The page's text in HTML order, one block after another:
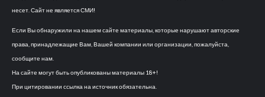
несет. Сайт не является СМИ!
Если Вы обнаружили на нашем сайте материалы, которые нарушают авторские
права, принадлежащие Вам, Вашей компании или организации, пожалуйста,
сообщите нам.
На сайте могут быть опубликованы материалы 18+!
При цитировании ссылка на источник обязательна.